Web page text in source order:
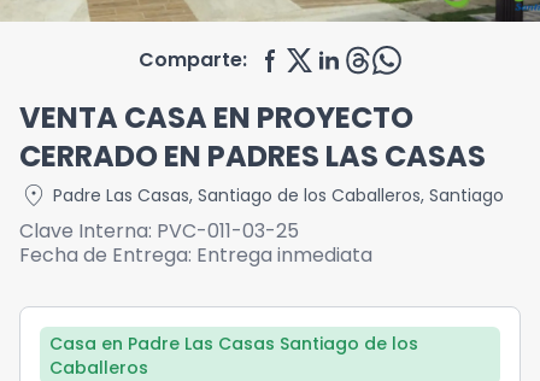
Comparte:
VENTA CASA EN PROYECTO
CERRADO EN PADRES LAS CASAS
location_on Padre Las Casas, Santiago de los Caballeros, Santiago
Clave Interna: PVC-011-03-25
Fecha de Entrega: Entrega inmediata
Casa en Padre Las Casas Santiago de los
Caballeros